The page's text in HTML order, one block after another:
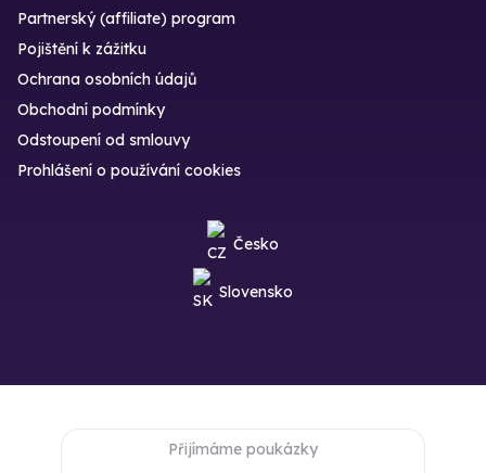
Partnerský (affiliate) program
Pojištění k zážitku
Ochrana osobních údajů
Obchodní podmínky
Odstoupení od smlouvy
Prohlášení o používání cookies
Česko
Slovensko
Přijímáme poukázky